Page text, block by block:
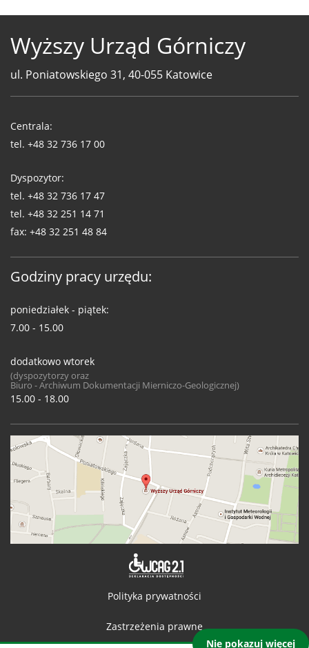
Nie pokazuj więcej
Wyższy Urząd Górniczy
ul. Poniatowskiego 31, 40-055 Katowice
WUG
Centrala:
tel. +48 32 736 17 00
Dyspozytor:
tel. +48 32 736 17 47
tel. +48 32 251 14 71
fax: +48 32 251 48 84
Godziny pracy urzędu:
poniedziałek - piątek:
7.00 - 15.00
dodatkowo wtorek
(dyspozytorzy oraz
Biuro - Archiwum Dokumentacji Mierniczo-Geologicznej)
15.00 - 18.00
Polityka prywatności
Zastrzeżenia prawne